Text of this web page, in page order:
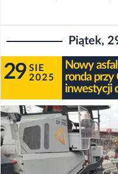
Piątek,
29 SIE
2025
Nowy
ronda przy
inwestycji